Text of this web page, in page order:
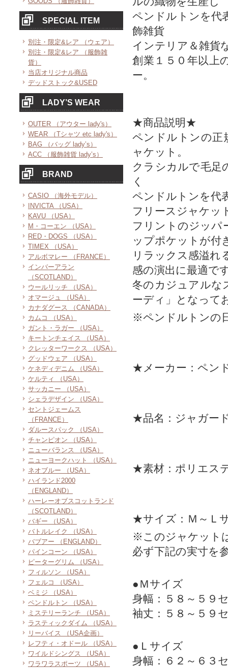
SPECIAL ITEM
別注・限定&レア （ウェア）
別注・限定&レア （服飾雑
貨）
当店オリジナル商品
デッドストック&USED
LADY’S WEAR
OUTER （アウター lady's）
WEAR （Tシャツ etc lady's）
BAG （バッグ lady’s）
ACC （服飾雑貨 lady’s）
BRAND
CASIO （海外モデル）
INVICTA （USA）
KAVU （USA）
M・コーエン （USA）
RED・DOGS （USA）
TIMEX （USA）
アルボマレー （FRANCE）
インバーアラン
（SCOTLAND）
ウールリッチ （USA）
オマージュ （USA）
カナダグース （CANADA）
カムコ （USA）
ガント・ラガー （USA）
キートンチェイス （USA）
クレッターワークス （USA）
グッドウェア （USA）
ケネディデニム （USA）
ケルティ （USA）
サッカニー （USA）
シェラデザイン （USA）
セントジェームス
（FRANCE）
ダルースパック （USA）
チャンピオン （USA）
ニューバランス （USA）
ニューヨークハット （USA）
ネオブルー （USA）
ハイランド2000
（ENGLAND）
ハーレーオブスコットランド
（SCOTLAND）
バギー （USA）
バトルレイク （USA）
バブアー （ENGLAND）
パインコーン （USA）
ピーターグリム （USA）
フィルソン （USA）
フェルコ （USA）
ベミジ （USA）
ペンドルトン （USA）
ミステリーランチ （USA）
ラスティックダイム （USA）
リーバイス （USA企画）
レフティ・オドール （USA）
ワイルドシングス （USA）
ワラワラスポーツ （USA）
ペンドルトンを代
飾雑貨
インテリア＆雑貨
創業１５０年以上
ー。
★商品説明★
ペンドルトンの正
ャケット。
クラシカルで毛足
く
ペンドルトンを代
フリースジャケッ
フリントのジッパ
ップポケットが付
リラックス感溢れ
感の演出に最適で
冬のカジュアルな
ーディ」となって
※ペンドルトンの
★メーカー：ペン
★品名：ジャガー
★素材：ポリエス
★サイズ：Ｍ～Ｌ
※このジャケット
必ず下記の実寸を
●Ｍサイズ
身幅：５８～５９
袖丈：５８～５９
●Ｌサイズ
身幅：６２～６３